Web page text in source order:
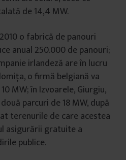
de 14,4 MW.
o fabrică de panouri
anual 250.000 de panouri;
irlandeză are în lucru
o firmă belgiană va
MW; în Izvoarele, Giurgiu,
parcuri de 18 MW, după
terenurile de care acestea
asigurării gratuite a
publice.